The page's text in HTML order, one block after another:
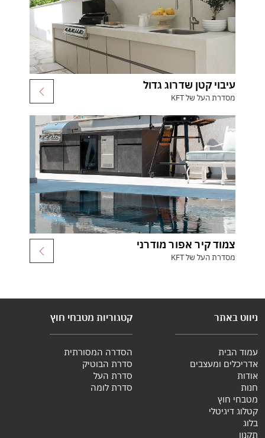
עיבוי קטן שדרוג גדול
מסדרת העל של KFT
צמוד קיר אפור מודרני
מסדרת העל של KFT
ניווט באתר
עמוד הבית
אדריכלים ומעצבים
אודות
חנות
מטבחי חוץ
קטלוג דיגיטלי
בלוג
תקנון
קטגוריות מטבחי חוץ
הסדרה המסורתית
סדרת הבוטיק
סדרת העל
סדרת לומה